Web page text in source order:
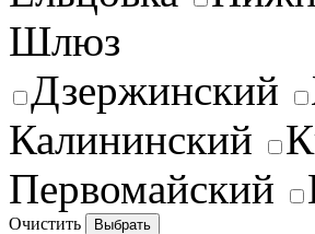
Шлюз
Дзержинский
Калининский
Первомайский
Очистить